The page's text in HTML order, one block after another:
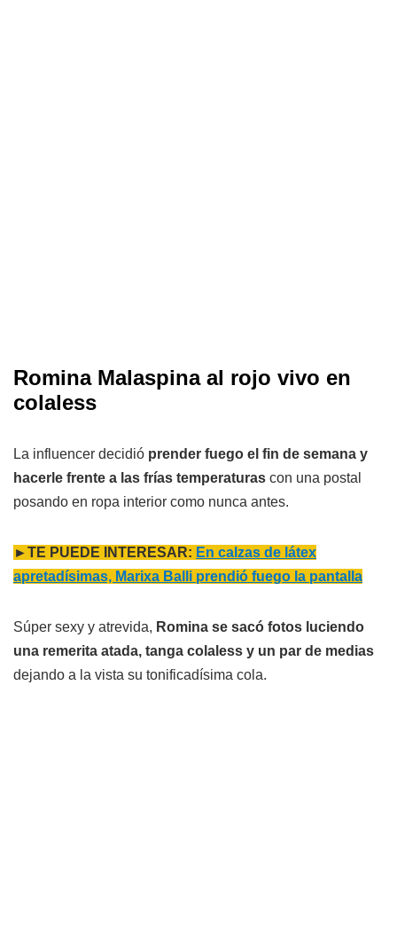
Romina Malaspina al rojo vivo en
colaless
La influencer decidió prender fuego el fin de semana y
hacerle frente a las frías temperaturas con una postal
posando en ropa interior como nunca antes.
►TE PUEDE INTERESAR: En calzas de látex
apretadísimas, Marixa Balli prendió fuego la pantalla
Súper sexy y atrevida, Romina se sacó fotos luciendo
una remerita atada, tanga colaless y un par de medias
dejando a la vista su tonificadísima cola.